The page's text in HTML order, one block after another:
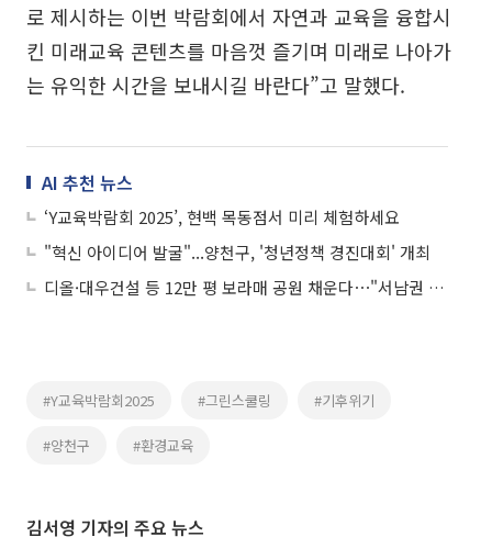
로 제시하는 이번 박람회에서 자연과 교육을 융합시
킨 미래교육 콘텐츠를 마음껏 즐기며 미래로 나아가
는 유익한 시간을 보내시길 바란다”고 말했다.
AI 추천 뉴스
‘Y교육박람회 2025’, 현백 목동점서 미리 체험하세요
"혁신 아이디어 발굴"...양천구, '청년정책 경진대회' 개최
디올·대우건설 등 12만 평 보라매 공원 채운다⋯"서남권 센트럴파크로 전환"
#Y교육박람회2025 #그린스쿨링 #기후위기
#양천구 #환경교육
김서영 기자의 주요 뉴스